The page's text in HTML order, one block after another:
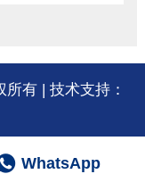
有 | 技术支持：
WhatsApp